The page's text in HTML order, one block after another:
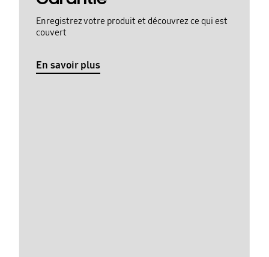
Enregistrez votre produit et découvrez ce qui est
couvert
En savoir plus